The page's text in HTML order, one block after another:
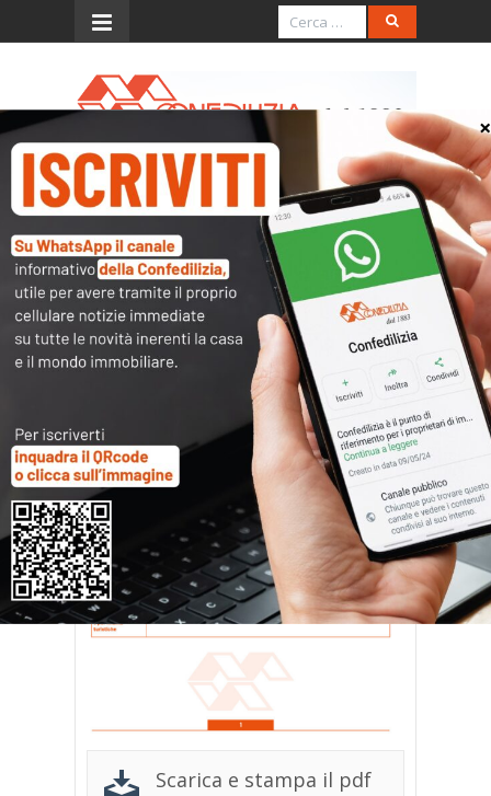
Menu
Scadenzario Dicembre
2024
Scarica e stampa il pdf